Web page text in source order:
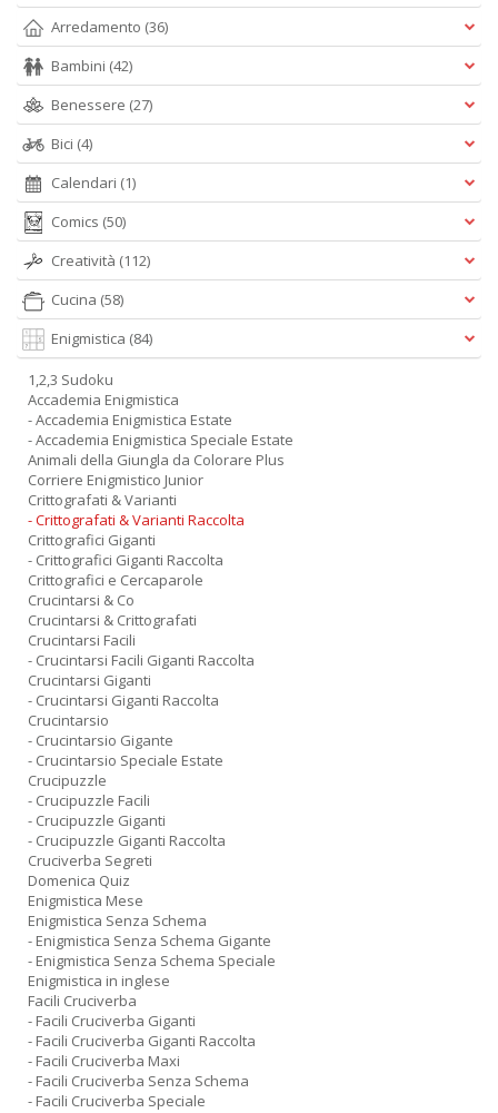
Arredamento (36)
Bambini (42)
Benessere (27)
Bici (4)
Calendari (1)
Comics (50)
Creatività (112)
Cucina (58)
Enigmistica (84)
1,2,3 Sudoku
Accademia Enigmistica
- Accademia Enigmistica Estate
- Accademia Enigmistica Speciale Estate
Animali della Giungla da Colorare Plus
Corriere Enigmistico Junior
Crittografati & Varianti
- Crittografati & Varianti Raccolta
Crittografici Giganti
- Crittografici Giganti Raccolta
Crittografici e Cercaparole
Crucintarsi & Co
Crucintarsi & Crittografati
Crucintarsi Facili
- Crucintarsi Facili Giganti Raccolta
Crucintarsi Giganti
- Crucintarsi Giganti Raccolta
Crucintarsio
- Crucintarsio Gigante
- Crucintarsio Speciale Estate
Crucipuzzle
- Crucipuzzle Facili
- Crucipuzzle Giganti
- Crucipuzzle Giganti Raccolta
Cruciverba Segreti
Domenica Quiz
Enigmistica Mese
Enigmistica Senza Schema
- Enigmistica Senza Schema Gigante
- Enigmistica Senza Schema Speciale
Enigmistica in inglese
Facili Cruciverba
- Facili Cruciverba Giganti
- Facili Cruciverba Giganti Raccolta
- Facili Cruciverba Maxi
- Facili Cruciverba Senza Schema
- Facili Cruciverba Speciale